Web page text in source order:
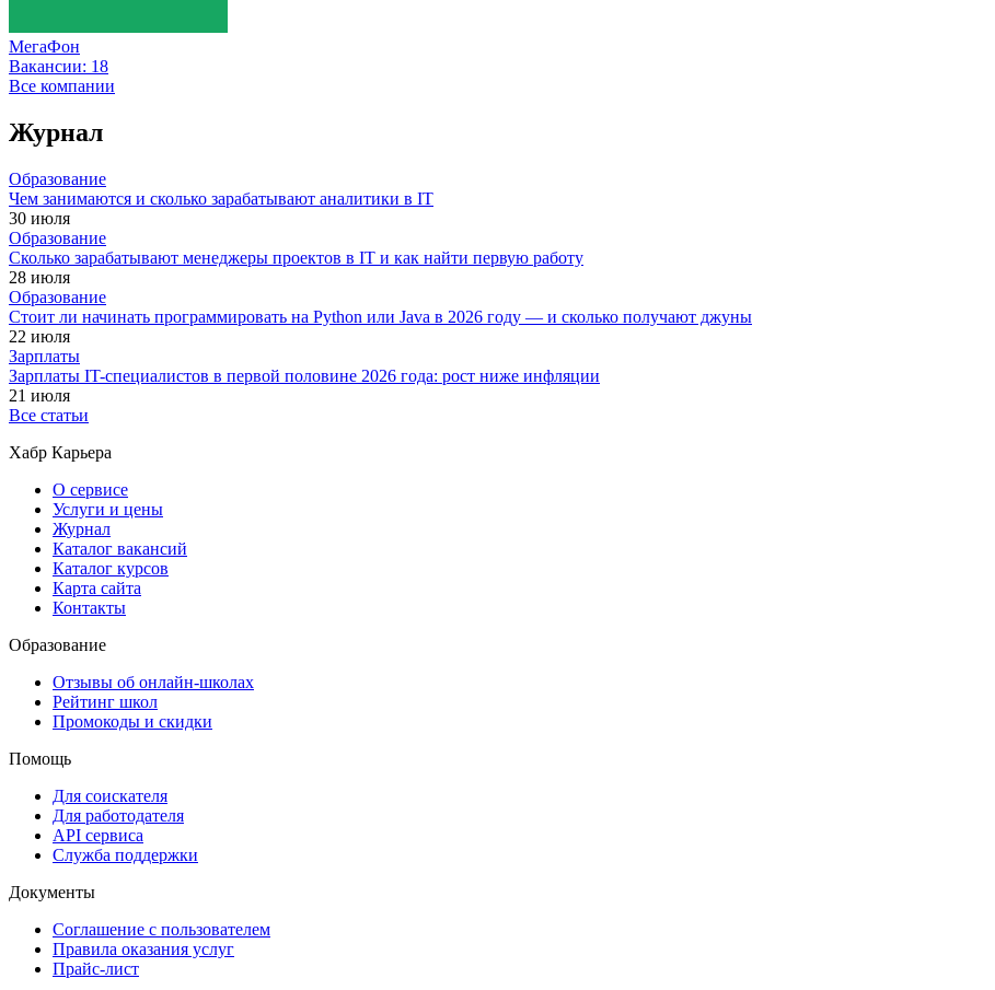
МегаФон
Вакансии: 18
Все компании
Журнал
Образование
Чем занимаются и сколько зарабатывают аналитики в IT
30 июля
Образование
Сколько зарабатывают менеджеры проектов в IT и как найти первую работу
28 июля
Образование
Стоит ли начинать программировать на Python или Java в 2026 году — и сколько получают джуны
22 июля
Зарплаты
Зарплаты IT-специалистов в первой половине 2026 года: рост ниже инфляции
21 июля
Все статьи
Хабр Карьера
О сервисе
Услуги и цены
Журнал
Каталог вакансий
Каталог курсов
Карта сайта
Контакты
Образование
Отзывы об онлайн-школах
Рейтинг школ
Промокоды и скидки
Помощь
Для соискателя
Для работодателя
API сервиса
Служба поддержки
Документы
Соглашение с пользователем
Правила оказания услуг
Прайс-лист